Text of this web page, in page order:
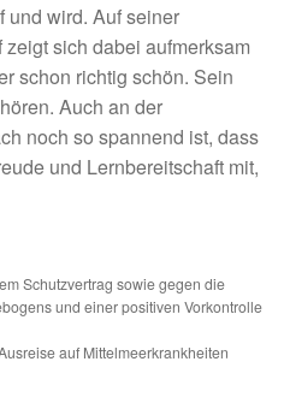
und wird. Auf seiner
sich dabei aufmerksam
schon richtig schön. Sein
Auch an der
noch so spannend ist, dass
und Lernbereitschaft mit,
Schutzvertrag sowie gegen die
und einer positiven Vorkontrolle
auf Mittelmeerkrankheiten